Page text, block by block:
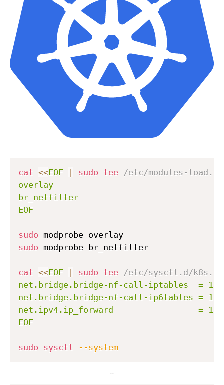
cat <<EOF sudo tee /etc/modules-
overlay
br_netfilter
EOF
sudo
sudo modprobe br_netfilter
cat <<EOF sudo tee /etc/sysctl.d/
net.bridge.bridge-nf-call-iptables  = 1
net.bridge.bridge-nf-call-ip6tables = 1
net.ipv4.ip_forward                 = 1
EOF
sudo sysctl --system
``